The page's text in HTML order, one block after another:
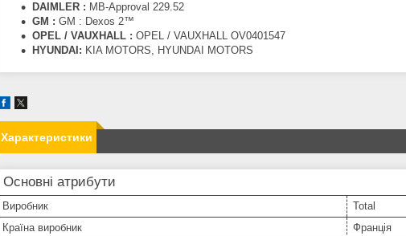
DAIMLER : MB-Approval 229.52
GM : GM : Dexos 2™
OPEL / VAUXHALL : OPEL / VAUXHALL OV0401547
HYUNDAI: KIA MOTORS, HYUNDAI MOTORS
Характеристики
Основні атрибути
Виробник
Total
Країна виробник
Франція